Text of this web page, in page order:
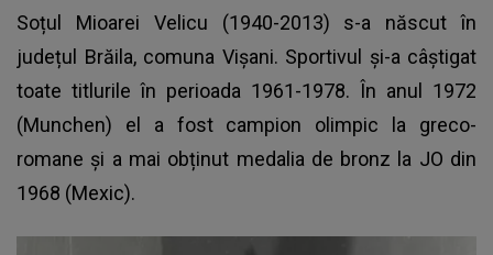
Soțul Mioarei Velicu (1940-2013) s-a născut în
județul Brăila, comuna Vișani. Sportivul și-a câștigat
toate titlurile în perioada 1961-1978. În anul 1972
(Munchen) el a fost campion olimpic la greco-
romane și a mai obținut medalia de bronz la JO din
1968 (Mexic).